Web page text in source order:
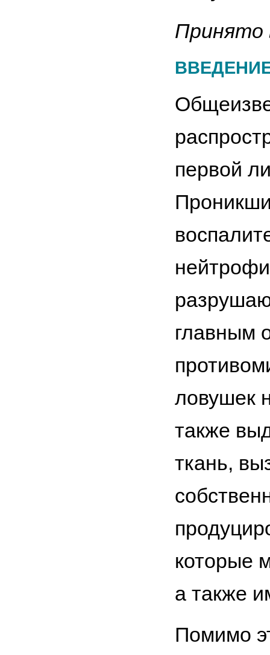
Принято
первой
главным
ловушек
также
ткань,
которые
а также
Помимо